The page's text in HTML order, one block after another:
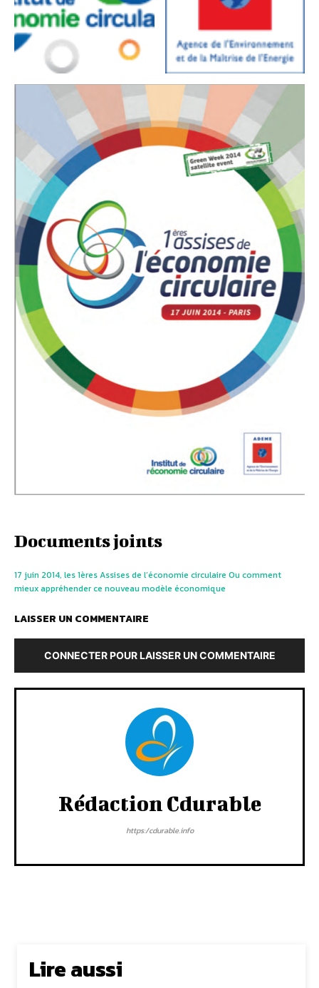
Documents joints
17 juin 2014, les 1ères Assises de l’économie circulaire Ou comment
mieux appréhender ce nouveau modèle économique
LAISSER UN COMMENTAIRE
CONNECTER POUR LAISSER UN COMMENTAIRE
Rédaction Cdurable
https:/cdurable.info
Lire aussi